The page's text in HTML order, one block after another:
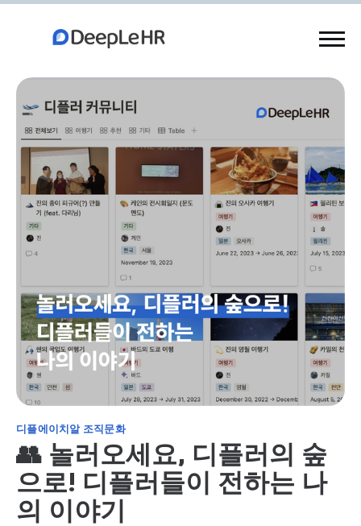
디플에이치알 조직문화
👥 놀러오세요, 디플러의 숲
으로! 디플러들이 전하는 나
의 이야기